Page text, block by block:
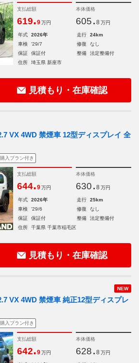
支払総額
619.9 万円
本体価格
605. 8 万円
年式 2026年 走行
24km
車検
'29/7 修復
なし
保証
保証付 整備
法定整備付
住所
埼玉県 新座市
見積もり・在庫確認
VX 4WD 禁煙車 12型ディスプレイ 全
購入プラン付き
支払総額
644.9 万円
本体価格
630. 8 万円
年式 2026年 走行
25km
車検
'29/6 修復
なし
保証
保証付 整備
法定整備付
住所
千葉県 千葉市稲毛区
見積もり・在庫確認
NEW
VX 4WD 禁煙車 純正12型ディスプレ
購入プラン付き
支払総額
642.9 万円
本体価格
628. 8 万円